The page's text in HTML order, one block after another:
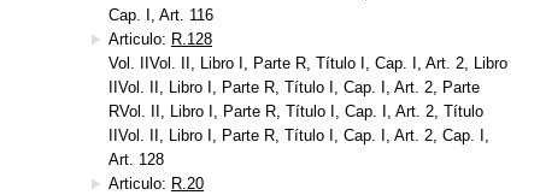
Cap. I, Art. 116
Articulo: R.128
Vol. IIVol. II, Libro I, Parte R, Título I, Cap. I, Art. 2, Libro
IIVol. II, Libro I, Parte R, Título I, Cap. I, Art. 2, Parte
RVol. II, Libro I, Parte R, Título I, Cap. I, Art. 2, Título
IIVol. II, Libro I, Parte R, Título I, Cap. I, Art. 2, Cap. I,
Art. 128
Articulo: R.20